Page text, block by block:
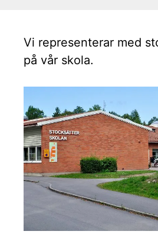
Vi representerar med
på vår skola.